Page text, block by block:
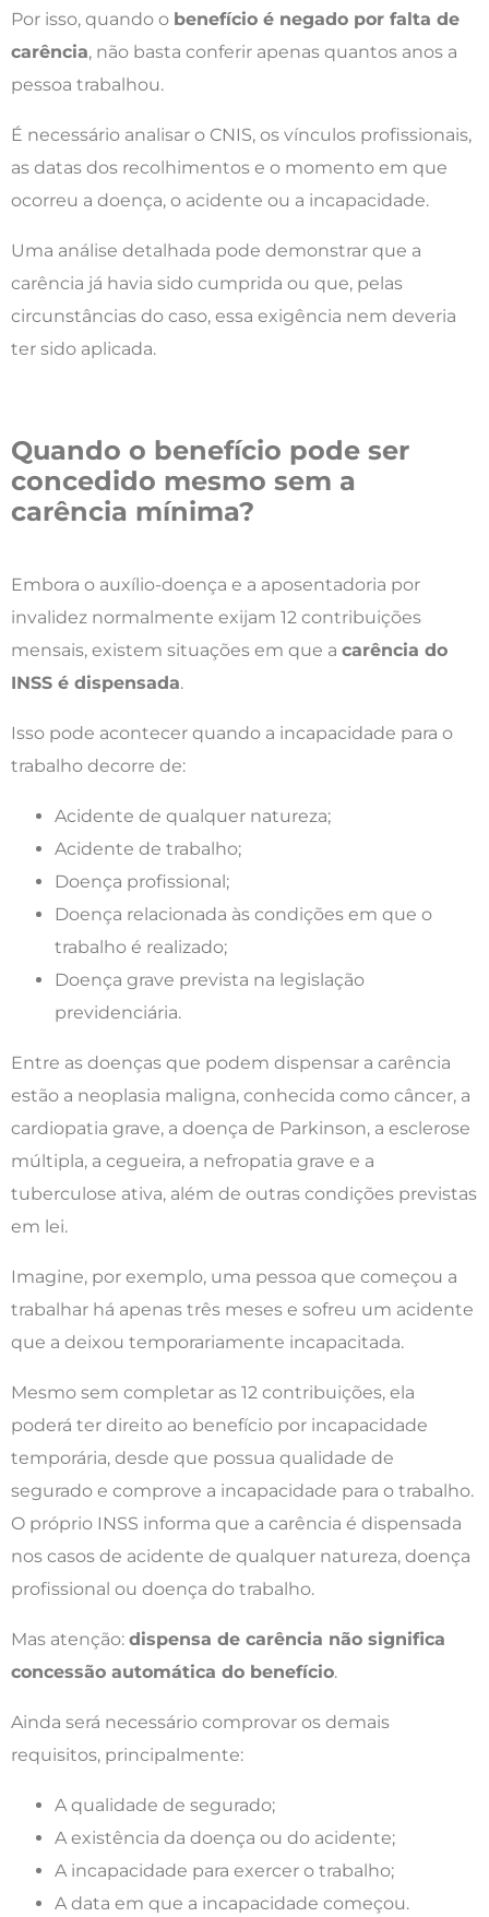
Por isso, quando o benefício é negado por falta de
carência, não basta conferir apenas quantos anos a
pessoa trabalhou.
É necessário analisar o CNIS, os vínculos profissionais,
as datas dos recolhimentos e o momento em que
ocorreu a doença, o acidente ou a incapacidade.
Uma análise detalhada pode demonstrar que a
carência já havia sido cumprida ou que, pelas
circunstâncias do caso, essa exigência nem deveria
ter sido aplicada.
Quando o benefício pode ser
concedido mesmo sem a
carência mínima?
Embora o auxílio-doença e a aposentadoria por
invalidez normalmente exijam 12 contribuições
mensais, existem situações em que a carência do
INSS é dispensada.
Isso pode acontecer quando a incapacidade para o
trabalho decorre de:
Acidente de qualquer natureza;
Acidente de trabalho;
Doença profissional;
Doença relacionada às condições em que o
trabalho é realizado;
Doença grave prevista na legislação
previdenciária.
Entre as doenças que podem dispensar a carência
estão a neoplasia maligna, conhecida como câncer, a
cardiopatia grave, a doença de Parkinson, a esclerose
múltipla, a cegueira, a nefropatia grave e a
tuberculose ativa, além de outras condições previstas
em lei.
Imagine, por exemplo, uma pessoa que começou a
trabalhar há apenas três meses e sofreu um acidente
que a deixou temporariamente incapacitada.
Mesmo sem completar as 12 contribuições, ela
poderá ter direito ao benefício por incapacidade
temporária, desde que possua qualidade de
segurado e comprove a incapacidade para o trabalho.
O próprio INSS informa que a carência é dispensada
nos casos de acidente de qualquer natureza, doença
profissional ou doença do trabalho.
Mas atenção: dispensa de carência não significa
concessão automática do benefício.
Ainda será necessário comprovar os demais
requisitos, principalmente:
A qualidade de segurado;
A existência da doença ou do acidente;
A incapacidade para exercer o trabalho;
A data em que a incapacidade começou.